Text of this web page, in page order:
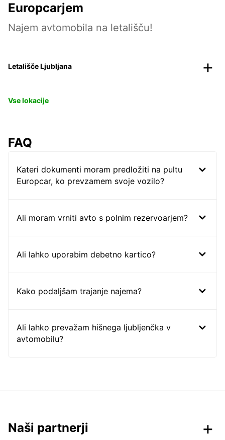
Europcarjem
Najem avtomobila na letališču!
Letališče Ljubljana
Vse lokacije
FAQ
Kateri dokumenti moram predložiti na pultu
Europcar, ko prevzamem svoje vozilo?
Ali moram vrniti avto s polnim rezervoarjem?
Ali lahko uporabim debetno kartico?
Kako podaljšam trajanje najema?
Ali lahko prevažam hišnega ljubljenčka v
avtomobilu?
Naši partnerji